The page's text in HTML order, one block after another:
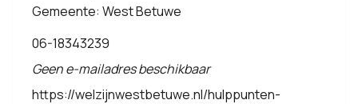
Gemeente: West Betuwe
06-18343239
Geen e-mailadres beschikbaar
https://welzijnwestbetuwe.nl/hulppunten-